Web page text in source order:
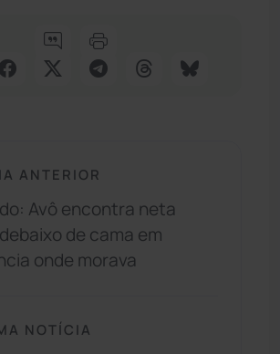
ANTERIOR
Avô encontra neta
de cama em
onde morava
NOTÍCIA